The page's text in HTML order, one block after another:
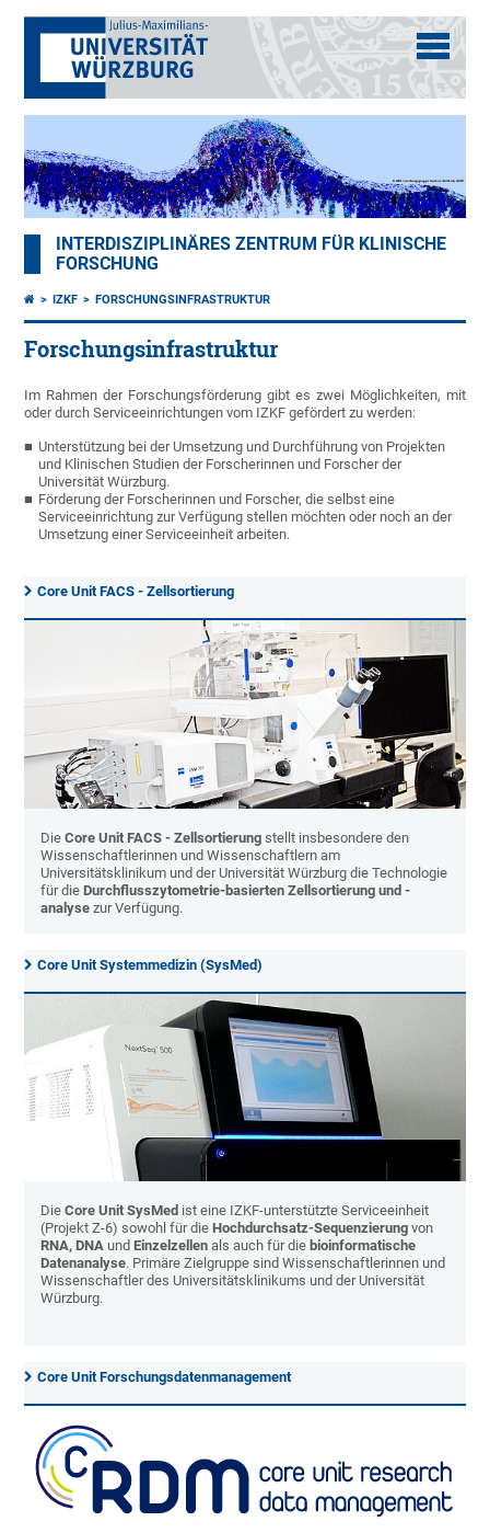
INTERDISZIPLINÄRES ZENTRUM FÜR KLINISCHE
FORSCHUNG
IZKF FORSCHUNGSINFRASTRUKTUR
Forschungsinfrastruktur
Im Rahmen der Forschungsförderung gibt es zwei Möglichkeiten, mit
oder durch Serviceeinrichtungen vom IZKF gefördert zu werden:
Unterstützung bei der Umsetzung und Durchführung von Projekten
und Klinischen Studien der Forscherinnen und Forscher der
Universität Würzburg.
Förderung der Forscherinnen und Forscher, die selbst eine
Serviceeinrichtung zur Verfügung stellen möchten oder noch an der
Umsetzung einer Serviceeinheit arbeiten.
Core Unit FACS - Zellsortierung
DieCore Unit FACS - Zellsortierung stellt insbesondere den
Wissenschaftlerinnen und Wissenschaftlern am
Universitätsklinikum und der Universität Würzburg die Technologie
für dieDurchflusszytometrie-basierten Zellsortierung und -
analyse zur Verfügung.
Core Unit Systemmedizin (SysMed)
DieCore Unit SysMed ist eine IZKF-unterstützte Serviceeinheit
(Projekt Z-6) sowohl für dieHochdurchsatz-Sequenzierungvon
RNA, DNA undEinzelzellenals auch für die bioinformatische
Datenanalyse. Primäre Zielgruppe sind Wissenschaftlerinnen und
Wissenschaftler des Universitätsklinikums und der Universität
Würzburg.
Core Unit Forschungsdatenmanagement